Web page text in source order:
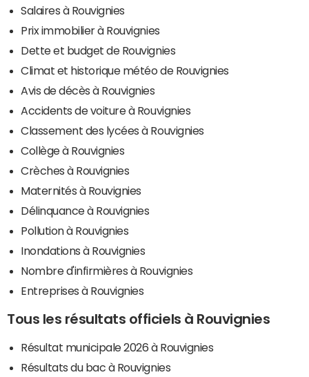
Salaires à Rouvignies
Prix immobilier à Rouvignies
Dette et budget de Rouvignies
Climat et historique météo de Rouvignies
Avis de décès à Rouvignies
Accidents de voiture à Rouvignies
Classement des lycées à Rouvignies
Collège à Rouvignies
Crèches à Rouvignies
Maternités à Rouvignies
Délinquance à Rouvignies
Pollution à Rouvignies
Inondations à Rouvignies
Nombre d'infirmières à Rouvignies
Entreprises à Rouvignies
Tous les résultats officiels à Rouvignies
Résultat municipale 2026 à Rouvignies
Résultats du bac à Rouvignies